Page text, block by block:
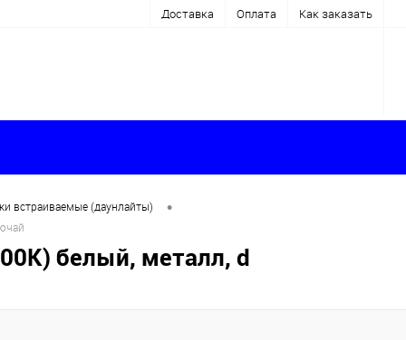
Доставка Оплата Как заказать
встраиваемые (даунлайты) •
белый, металл, d